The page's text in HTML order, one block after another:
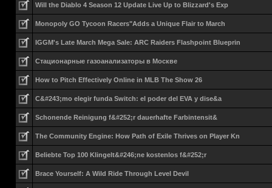
Will the Diablo 4 Season 12 Update Live Up to Blizzard's Exp
Monopoly GO Tycoon Racers"Adds a Unique Flair to March
IGGM's Late March Mega Sale: ARC Raiders Flashpoint Blueprin
Стационарные газоанализаторы в Москве
How to Pitch Effectively Online in MLB The Show 26
C&#243;mo elegir funda Switch: el poder del EVA y dise&a
Schonende Reinigung f&#252;r dauerhafte Farbintensit&
The Community Engine: How Path of Exile Thrives on Player Kn
Beliebte Top 100 Klingelt&#246;ne kostenlos f&#252;r
Brace Yourself: A Wild Ride Through Level Devil